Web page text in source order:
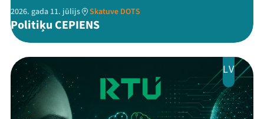
2026. gada 11. jūlijs Skatuve DOTS
Politiķu CEPIENS
LV